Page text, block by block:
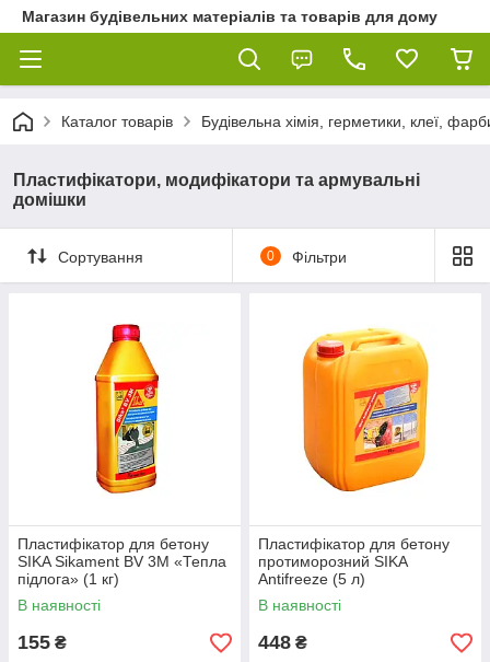
Магазин будівельних матеріалів та товарів для дому
Каталог товарів Будівельна хімія, герметики, клеї,
Пластифікатори, модифікатори та армувальні
домішки
Сортування 0 Фільтри
Пластифікатор для бетону
SIKA Sikament BV 3M «Тепла
підлога» (1 кг)
В наявності
155 ₴
Пластифікатор для бетону
протиморозний SIKA
Antifreeze (5 л)
В наявності
448 ₴